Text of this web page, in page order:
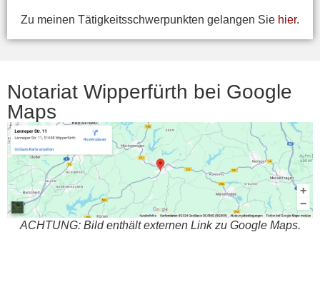
Zu meinen Tätigkeitsschwerpunkten gelangen Sie hier.
Notariat Wipperfürth bei Google
Maps
ACHTUNG: Bild enthält externen Link zu Google Maps.